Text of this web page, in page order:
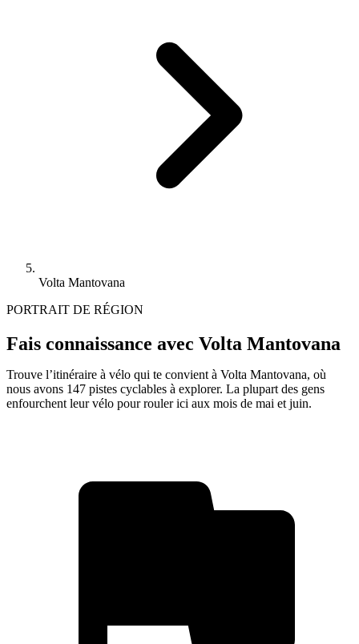
Volta Mantovana
PORTRAIT DE RÉGION
Fais connaissance avec Volta Mantovana
Trouve l’itinéraire à vélo qui te convient à Volta Mantovana, où
nous avons 147 pistes cyclables à explorer. La plupart des gens
enfourchent leur vélo pour rouler ici aux mois de mai et juin.